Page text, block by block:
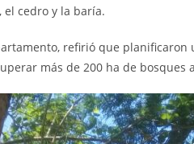
el cedro y la baría.
refirió que
más de 200 ha de bosques